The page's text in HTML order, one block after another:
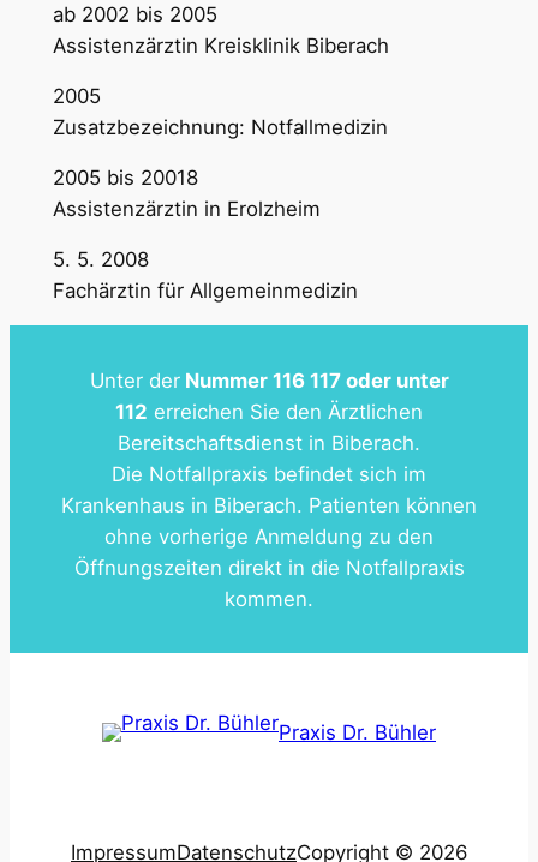
ab 2002 bis 2005
Assistenzärztin Kreisklinik Biberach
2005
Zusatzbezeichnung: Notfallmedizin
2005 bis 20018
Assistenzärztin in Erolzheim
5. 5. 2008
Fachärztin für Allgemeinmedizin
Unter derNummer 116 117 oder unter
112 erreichen Sie den Ärztlichen
Bereitschaftsdienst in Biberach.
Die Notfallpraxis befindet sich im
Krankenhaus in Biberach. Patienten können
ohne vorherige Anmeldung zu den
Öffnungszeiten direkt in die Notfallpraxis
kommen.
Praxis Dr. Bühler
ImpressumDatenschutzCopyright © 2026